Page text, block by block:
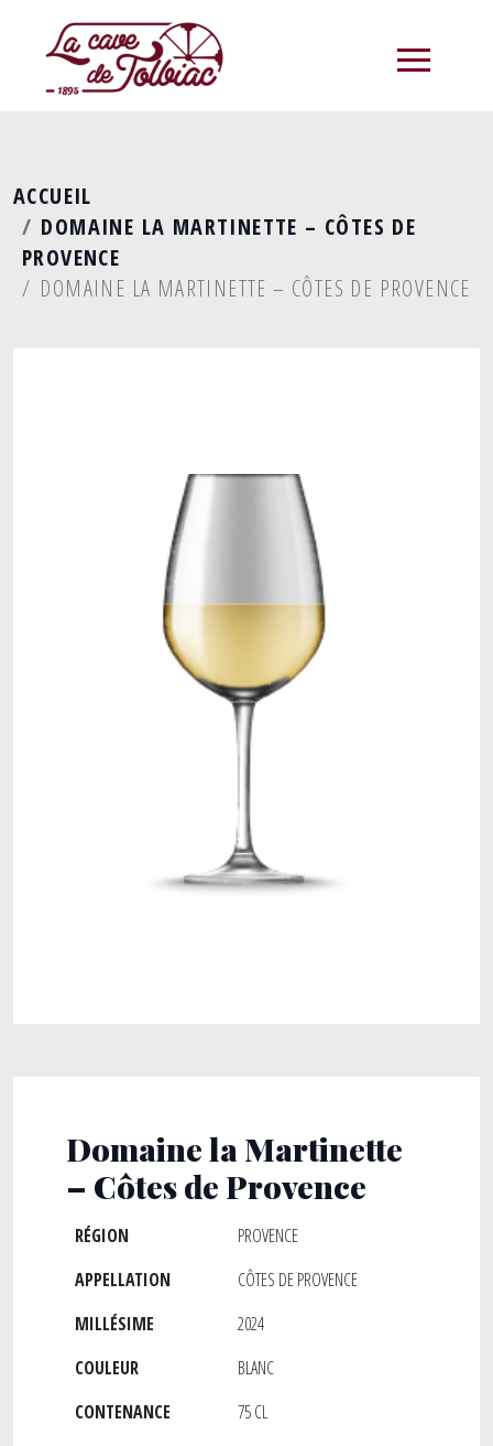
ACCUEIL
DOMAINE LA MARTINETTE – CÔTES DE
PROVENCE
DOMAINE LA MARTINETTE – CÔTES DE PROVENCE
Domaine la Martinette
– Côtes de Provence
RÉGION
PROVENCE
APPELLATION
CÔTES DE PROVENCE
MILLÉSIME
2024
COULEUR
BLANC
CONTENANCE
75 CL